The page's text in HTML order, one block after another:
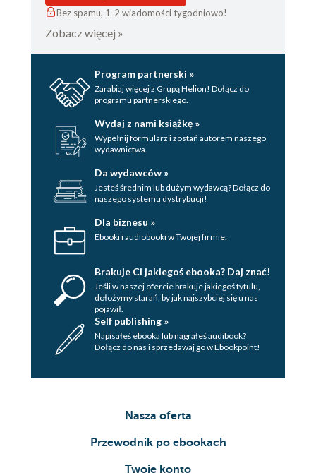
Bez spamu, 1-2 wiadomości tygodniowo!
Zobacz więcej »
Program partnerski »
Zarabiaj więcej z Grupą Helion! Dołącz do
programu partnerskiego.
Wydaj z nami książkę »
Wypełnij formularz i zostań autorem naszego
wydawnictwa.
Da wydawców »
Jesteś średnim lub dużym wydawcą? Dołącz do
naszego systemu dystrybucji!
Dla biznesu »
Ebooki i audiobooki w Twojej firmie.
Brakuje Ci jakiegoś ebooka? Daj znać!
Jeśli w naszej ofercie brakuje jakiegoś tytulu,
dołożymy starań, by jak najszybciej się u nas
pojawił.
Self publishing »
Napisałeś ebooka lub nagrałeś audibook?
Dołącz do nas i sprzedawaj go w Ebookpoint!
Nasza oferta
Przewodnik po ebookach
Twoje konto